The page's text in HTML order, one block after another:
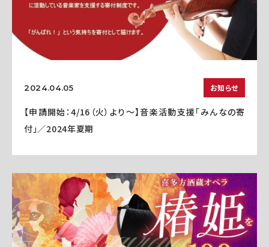
2024.04.05 お知らせ
【申請開始：4/16（火）より～】音楽活動支援「みんなの寄
付」／2024年夏期